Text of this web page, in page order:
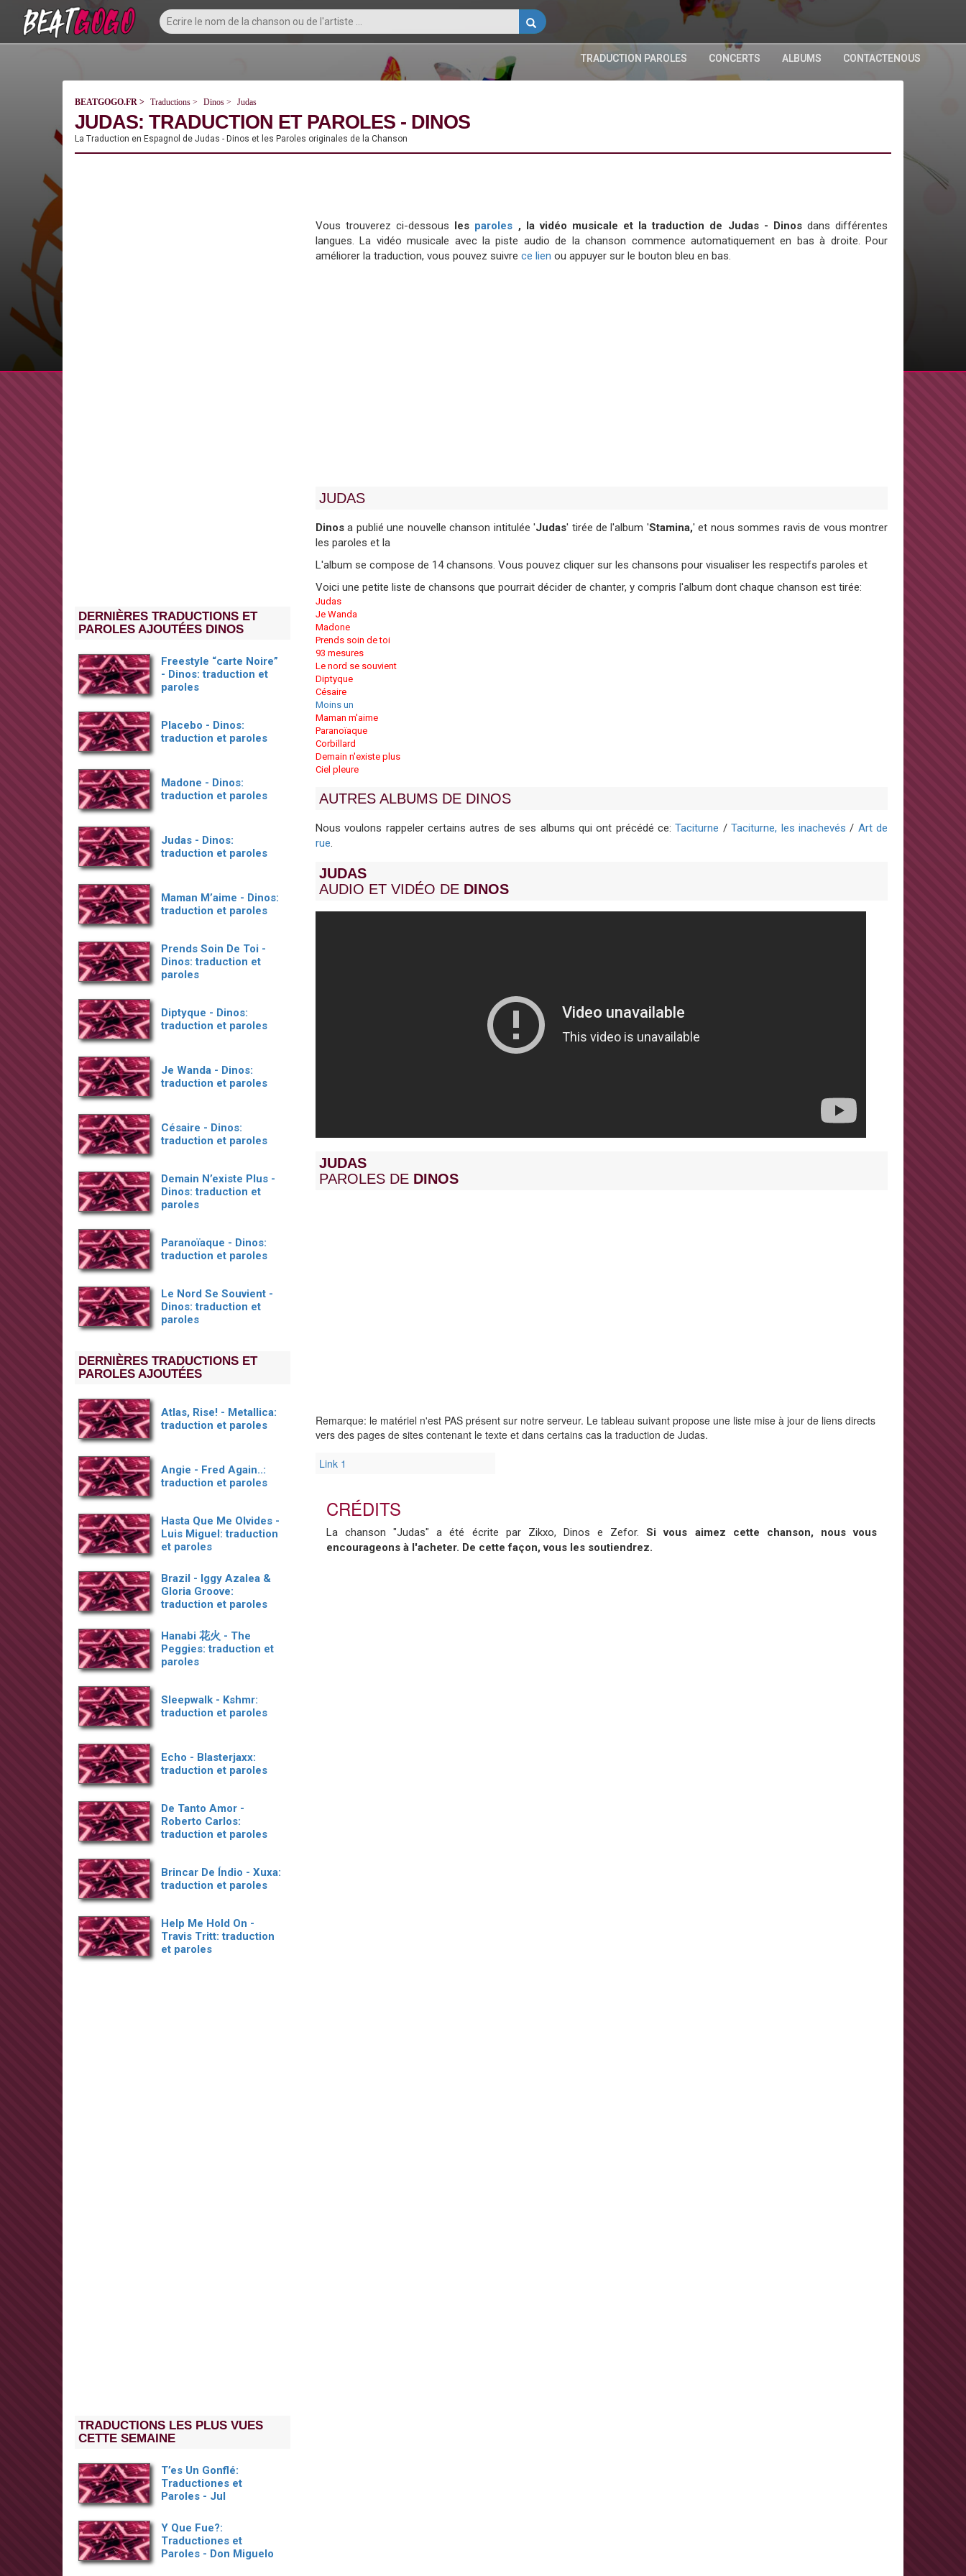
TRADUCTION PAROLES CONCERTS ALBUMS CONTACTENOUS
BEATGOGO.FR Traductions Dinos Judas
JUDAS: TRADUCTION ET PAROLES - DINOS
La Traduction en Espagnol de Judas - Dinos et les Paroles originales de la Chanson
Vous trouverez ci-dessous les paroles , la vidéo musicale et la traduction de Judas - Dinos dans différentes
langues. La vidéo musicale avec la piste audio de la chanson commence automatiquement en bas à droite. Pour
améliorer la traduction, vous pouvez suivre ce lien ou appuyer sur le bouton bleu en bas.
JUDAS
Dinos a publié une nouvelle chanson intitulée 'Judas' tirée de l'album 'Stamina,' et nous sommes ravis de vous montrer
les paroles et la
L'album se compose de 14 chansons. Vous pouvez cliquer sur les chansons pour visualiser les respectifs paroles et
Voici une petite liste de chansons que pourrait décider de chanter, y compris l'album dont chaque chanson est tirée:
Judas
Je Wanda
Madone
Prends soin de toi
93 mesures
Le nord se souvient
Diptyque
Césaire
Moins un
Maman m'aime
Paranoïaque
Corbillard
Demain n'existe plus
Ciel pleure
AUTRES ALBUMS DE DINOS
Nous voulons rappeler certains autres de ses albums qui ont précédé ce:Taciturne /Taciturne, les inachevés / Art de
rue.
JUDAS
AUDIO ET VIDÉO DE DINOS
JUDAS
PAROLES DE DINOS
Remarque: le matériel n'est PAS présent sur notre serveur. Le tableau suivant propose une liste mise à jour de liens directs
vers des pages de sites contenant le texte et dans certains cas la traduction de Judas.
Link 1
CRÉDITS
La chanson "Judas" a été écrite par Zikxo, Dinos e Zefor.Si vous aimez cette chanson, nous vous
encourageons à l'acheter. De cette façon, vous les soutiendrez.
DERNIÈRES TRADUCTIONS ET
PAROLES AJOUTÉES DINOS
Freestyle “carte Noire”
- Dinos: traduction et
paroles
Placebo - Dinos:
traduction et paroles
Madone - Dinos:
traduction et paroles
Judas - Dinos:
traduction et paroles
Maman M’aime - Dinos:
traduction et paroles
Prends Soin De Toi -
Dinos: traduction et
paroles
Diptyque - Dinos:
traduction et paroles
Je Wanda - Dinos:
traduction et paroles
Césaire - Dinos:
traduction et paroles
Demain N’existe Plus -
Dinos: traduction et
paroles
Paranoïaque - Dinos:
traduction et paroles
Le Nord Se Souvient -
Dinos: traduction et
paroles
DERNIÈRES TRADUCTIONS ET
PAROLES AJOUTÉES
Atlas, Rise! - Metallica:
traduction et paroles
Angie - Fred Again..:
traduction et paroles
Hasta Que Me Olvides -
Luis Miguel: traduction
et paroles
Brazil - Iggy Azalea &
Gloria Groove:
traduction et paroles
Hanabi 花火 - The
Peggies: traduction et
paroles
Sleepwalk - Kshmr:
traduction et paroles
Echo - Blasterjaxx:
traduction et paroles
De Tanto Amor -
Roberto Carlos:
traduction et paroles
Brincar De Índio - Xuxa:
traduction et paroles
Help Me Hold On -
Travis Tritt: traduction
et paroles
TRADUCTIONS LES PLUS VUES
CETTE SEMAINE
T’es Un Gonflé:
Traductiones et
Paroles - Jul
Y Que Fue?:
Traductiones et
Paroles - Don Miguelo